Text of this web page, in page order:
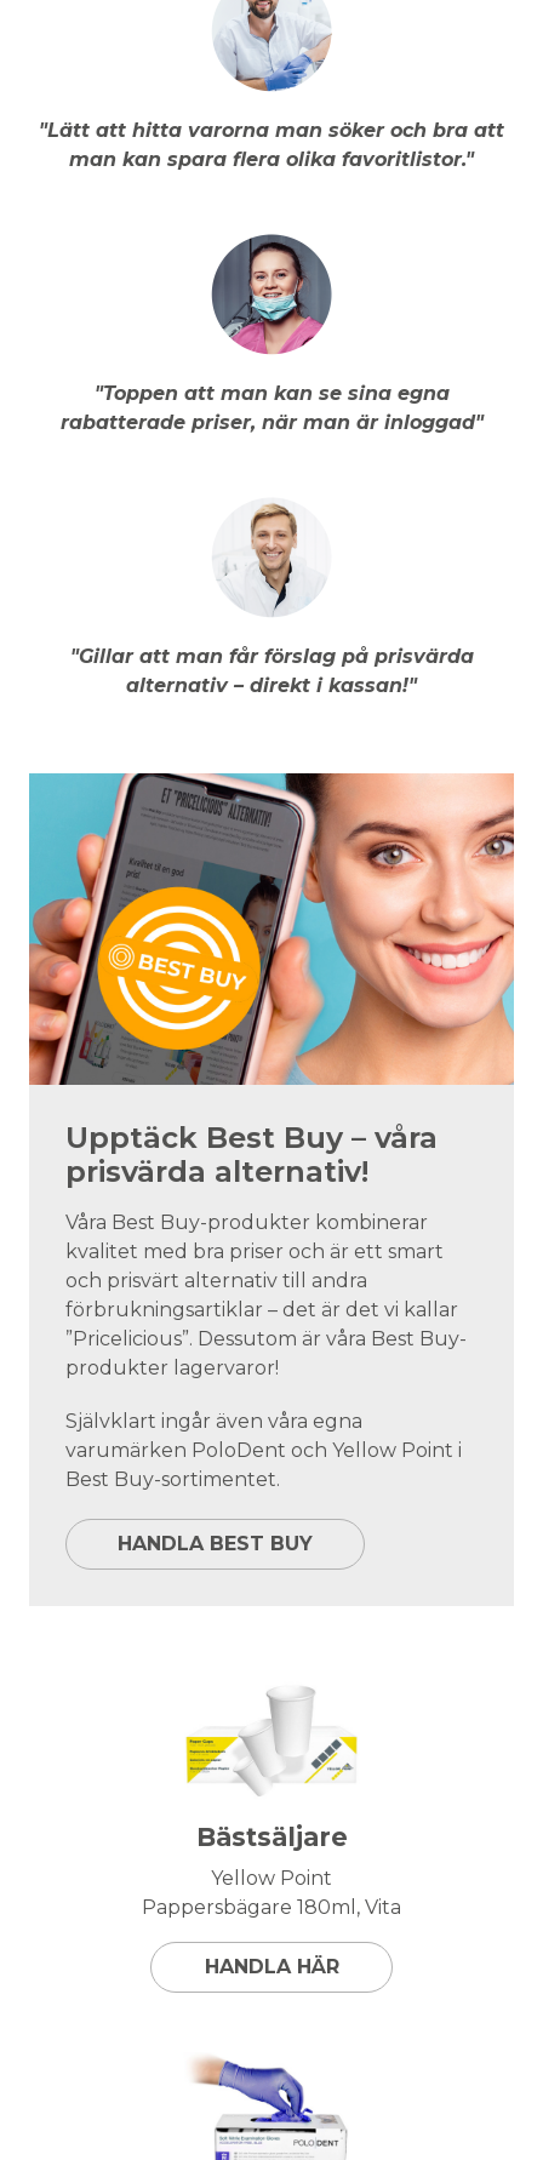
"Lätt att hitta varorna man söker och bra att
man kan spara flera olika favoritlistor."
"Toppen att man kan se sina egna
rabatterade priser, när man är inloggad"
"Gillar att man får förslag på prisvärda
alternativ – direkt i kassan!"
Upptäck Best Buy – våra
prisvärda alternativ!
Våra Best Buy-produkter kombinerar
kvalitet med bra priser och är ett smart
och prisvärt alternativ till andra
förbrukningsartiklar – det är det vi kallar
”Pricelicious”. Dessutom är våra Best Buy-
produkter lagervaror!
Självklart ingår även våra egna
varumärken PoloDent och Yellow Point i
Best Buy-sortimentet.
HANDLA BEST BUY
Bästsäljare
Yellow Point
Pappersbägare 180ml, Vita
HANDLA HÄR